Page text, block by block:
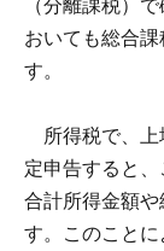
（分離課税）
おいても総合
す。
所得税で、上
定申告すると、
合計所得金額
す。このこと